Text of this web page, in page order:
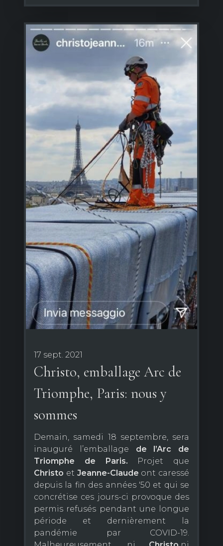
17 sept. 2021
Christo, emballage Arc de
Triomphe, Paris: nous y
sommes
Demain, samedi 18 septembre, sera
inauguré l’emballage de l’Arc de
Triomphe de Paris. Projet que
Christo et Jeanne-Claude ont caressé
depuis la fin des années '50 et qui se
concrétise ces jours-ci provoque des
permis refusés pendant une longue
période et dernièrement la
pandémie par COVID-19.